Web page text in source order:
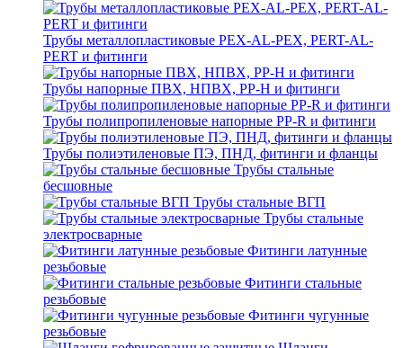
Трубы металлопластиковые PEX-AL-PEX, PERT-AL-
PERT и фитинги
Трубы напорные ПВХ, НПВХ, PP-H и фитинги
Трубы полипропиленовые напорные PP-R и фитинги
Трубы полиэтиленовые ПЭ, ПНД, фитинги и фланцы
Трубы стальные
бесшовные
Трубы стальные ВГП
Трубы стальные
электросварные
Фитинги латунные
резьбовые
Фитинги стальные
резьбовые
Фитинги чугунные
резьбовые